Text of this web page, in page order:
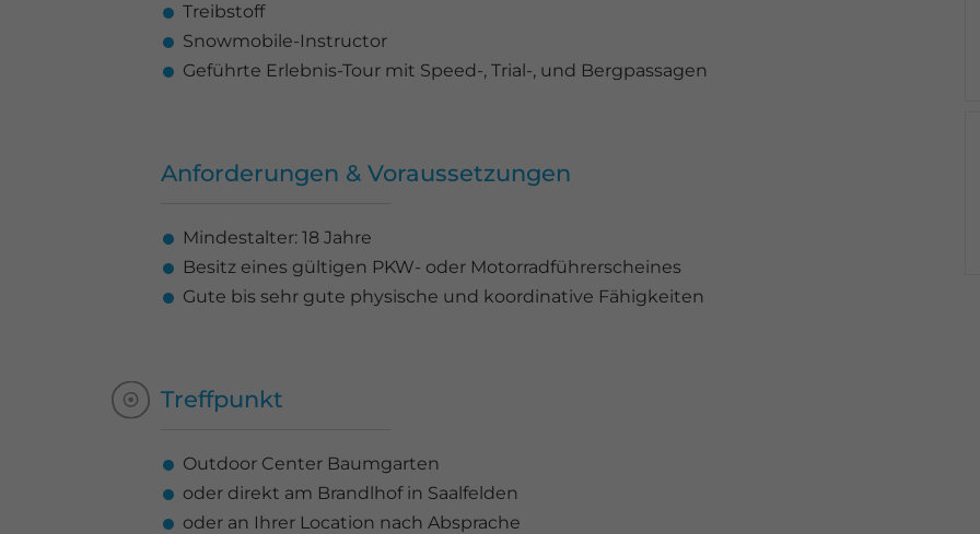
Treibstoff
Snowmobile-Instructor
Geführte Erlebnis-Tour mit Speed-, Trial-, und Bergpassagen
Anforderungen & Voraussetzungen
Mindestalter: 18 Jahre
Besitz eines gültigen PKW- oder Motorradführerscheines
Gute bis sehr gute physische und koordinative Fähigkeiten
Treffpunkt
Outdoor Center Baumgarten
oder direkt am Brandlhof in Saalfelden
oder an Ihrer Location nach Absprache